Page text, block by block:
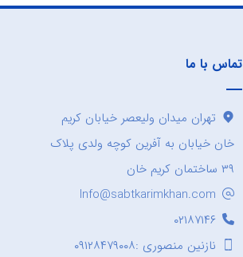
تماس با ما
تهران میدان ولیعصر خیابان کریم
خان خیابان به آفرین کوچه ولدی پلاک
۳۹ ساختمان کریم خان
Info@sabtkarimkhan.com
۰۲۱۸۷۱۴۶
نازنین منصوری :۰۹۱۲۸۴۷۹۰۰۸